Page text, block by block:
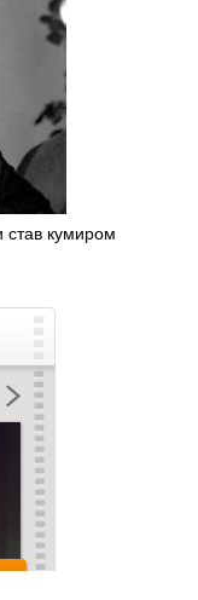
став кумиром